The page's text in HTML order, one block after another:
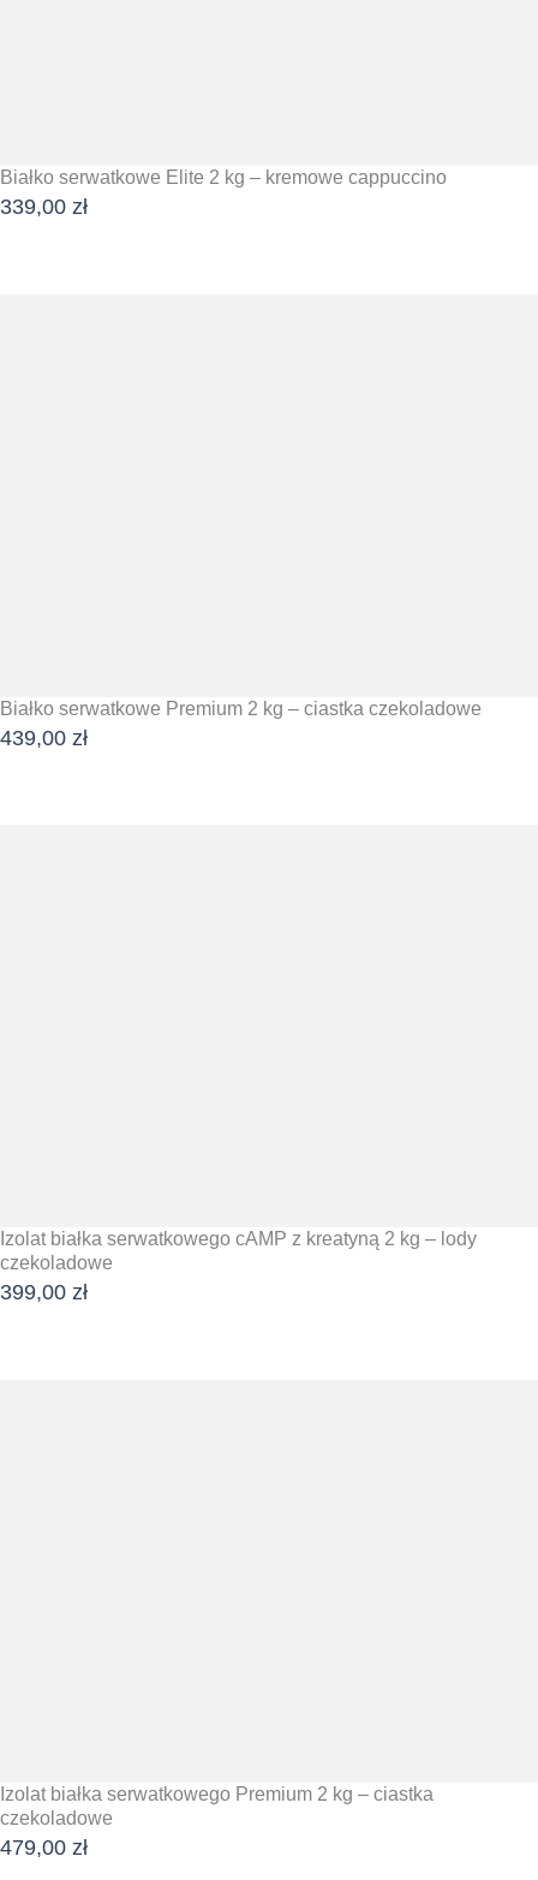
Białko serwatkowe Elite 2 kg – kremowe cappuccino
339,00 zł
Białko serwatkowe Premium 2 kg – ciastka czekoladowe
439,00 zł
Izolat białka serwatkowego cAMP z kreatyną 2 kg – lody
czekoladowe
399,00 zł
Izolat białka serwatkowego Premium 2 kg – ciastka
czekoladowe
479,00 zł